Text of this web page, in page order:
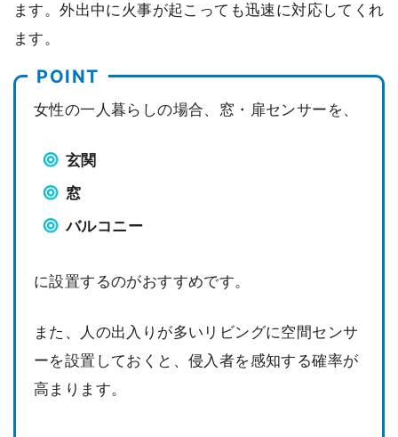
ます。外出中に火事が起こっても迅速に対応してくれ
ます。
女性の一人暮らしの場合、窓・扉センサーを、
玄関
窓
バルコニー
に設置するのがおすすめです。
また、人の出入りが多いリビングに空間センサ
ーを設置しておくと、侵入者を感知する確率が
高まります。